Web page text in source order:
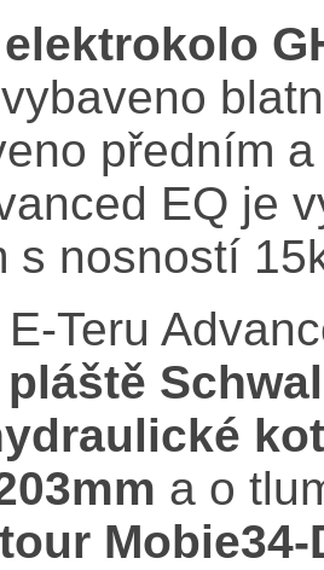
předním
EQ je
s nosností
E-Teru
pláště
a o